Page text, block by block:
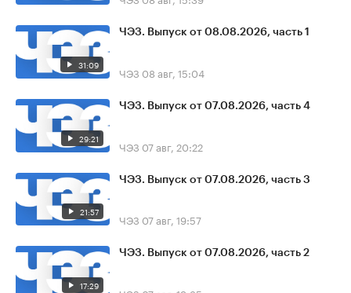
31:09
ЧЭЗ. Выпуск от 08.08.2026, часть 1
ЧЭЗ 08 авг, 15:04
29:21
ЧЭЗ. Выпуск от 07.08.2026, часть 4
ЧЭЗ 07 авг, 20:22
21:57
ЧЭЗ. Выпуск от 07.08.2026, часть 3
ЧЭЗ 07 авг, 19:57
17:29
ЧЭЗ. Выпуск от 07.08.2026, часть 2